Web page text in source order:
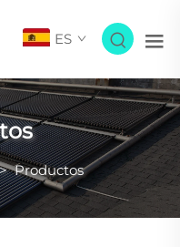
ES
Productos